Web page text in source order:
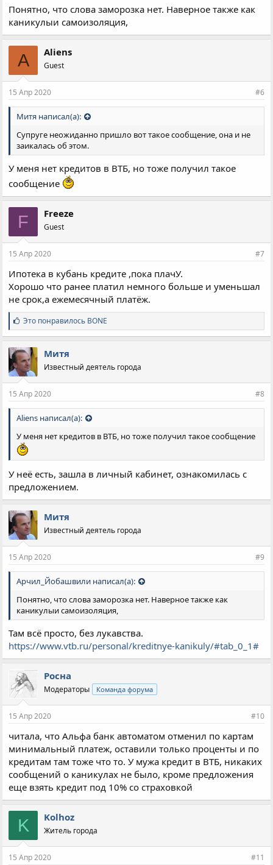
Понятно, что слова заморозка нет. Наверное также как
каникулыи самоизоляция,
A Aliens
Guest
15 Апр 2020 #6
Митя написал(а):
Супруге неожиданно пришло вот такое сообщение, она и не
заикалась об этом.
У меня нет кредитов в ВТБ, но тоже получил такое
сообщение
F Freeze
Guest
15 Апр 2020 #7
Ипотека в кубань кредите ,пока плачУ.
Хорошо что ранее платил немного больше и уменьшал
не срок,а ежемесячный платёж.
С
и
м
п
а
т
и
:
Это понравилось BONE
Митя
Известный деятель города
15 Апр 2020 #8
Aliens написал(а):
У меня нет кредитов в ВТБ, но тоже получил такое сообщение
У неё есть, зашла в личный кабинет, ознакомилась с
предложением.
Митя
Известный деятель города
15 Апр 2020 #9
Арчил_Йобашвили написал(а):
Понятно, что слова заморозка нет. Наверное также как
каникулыи самоизоляция,
Там всё просто, без лукавства.
https://www.vtb.ru/personal/kreditnye-kanikuly/#tab_0_1#
Росна
Модераторы Команда форума
15 Апр 2020 #10
читала, что Альфа банк автоматом отменил по картам
минимальный платеж, оставили только проценты и по
кредитам там тоже что то. У мужа кредит в ВТБ, никаких
сообщений о каникулах не было, кроме предложения
еще взять кредит под 10% со страховкой
K Kolhoz
Житель города
15 Апр 2020 #11